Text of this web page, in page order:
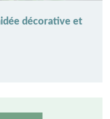
décorative et